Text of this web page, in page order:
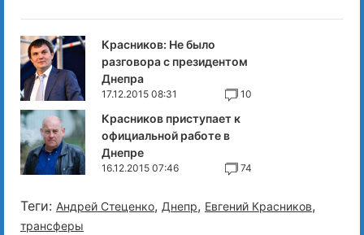
Красников: Не было
разговора с президентом
Днепра
17.12.2015 08:31 10
Красников приступает к
официальной работе в
Днепре
16.12.2015 07:46 74
Теги: Андрей Стеценко, Днепр, Евгений Красников,
трансферы